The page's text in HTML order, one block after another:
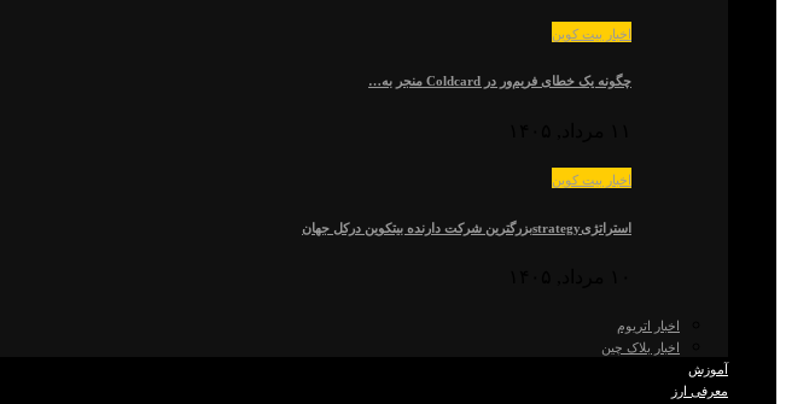
اخبار بیت کوین
چگونه یک خطای فریم‌ور در Coldcard منجر به…
اخبار بیت کوین
استراتژیstrategyبزرگترین شرکت دارنده بیتکوین درکل جهان
اخبار اتریوم
اخبار بلاک چین
آموزش
معرفی ارز